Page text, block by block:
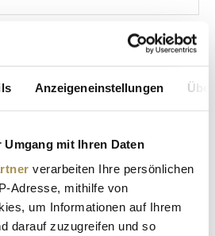
Anzeigeneinstellungen
mit Ihren Daten
verarbeiten Ihre persönlichen
Adresse, mithilfe von
um Informationen auf Ihrem
darauf zuzugreifen und so
*